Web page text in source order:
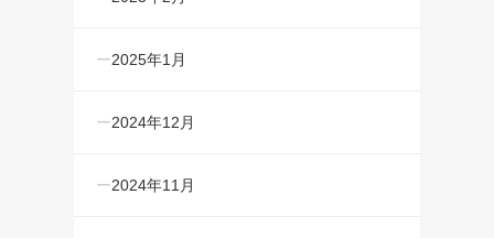
2025年1月
2024年12月
2024年11月